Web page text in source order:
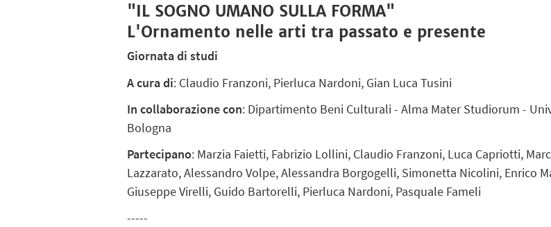
"IL SOGNO UMANO SULLA FORMA"
L'Ornamento nelle arti tra passato e presente
Giornata di studi
A cura di: Claudio Franzoni, Pierluca Nardoni, Gian Luca Tusini
In collaborazione con: Dipartimento Beni Culturali - Alma Mater Studiorum -
Bologna
Partecipano: Marzia Faietti, Fabrizio Lollini, Claudio Franzoni, Luca Capriotti,
Lazzarato, Alessandro Volpe, Alessandra Borgogelli, Simonetta Nicolini, Enrico
Giuseppe Virelli, Guido Bartorelli, Pierluca Nardoni, Pasquale Fameli
-----